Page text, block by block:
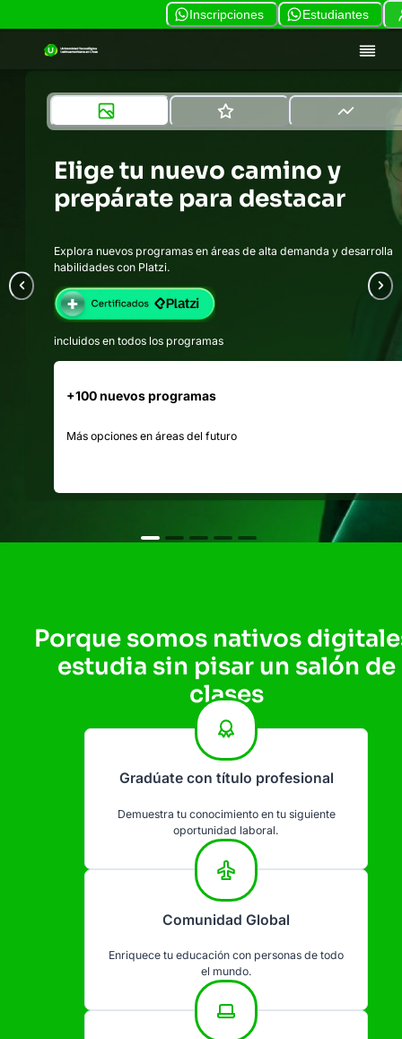
Inscripciones Estudiantes
Elige tu nuevo camino y
prepárate para destacar
Explora nuevos programas en áreas de alta demanda y desarrolla
habilidades con Platzi.
incluidos en todos los programas
+100 nuevos programas
Más opciones en áreas del futuro
Porque somos nativos
estudia sin pisar un salón de
clases
Gradúate con título profesional
Demuestra tu conocimiento en tu siguiente
oportunidad laboral.
Comunidad Global
Enriquece tu educación con personas de todo
el mundo.